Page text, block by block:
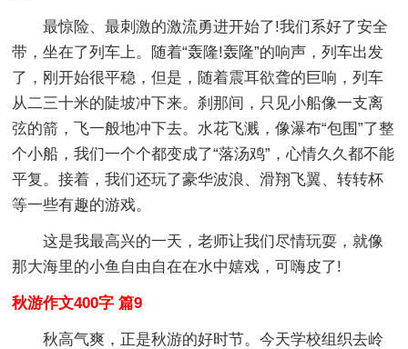
最惊险、最刺激的激流勇进开始了!我们系好了安全
带，坐在了列车上。随着“轰隆!轰隆”的响声，列车出发
了，刚开始很平稳，但是，随着震耳欲聋的巨响，列车
从二三十米的陡坡冲下来。刹那间，只见小船像一支离
弦的箭，飞一般地冲下去。水花飞溅，像瀑布“包围”了整
个小船，我们一个个都变成了“落汤鸡”，心情久久都不能
平复。接着，我们还玩了豪华波浪、滑翔飞翼、转转杯
等一些有趣的游戏。
这是我最高兴的一天，老师让我们尽情玩耍，就像
那大海里的小鱼自由自在在水中嬉戏，可嗨皮了!
秋游作文400字 篇9
秋高气爽，正是秋游的好时节。今天学校组织去岭